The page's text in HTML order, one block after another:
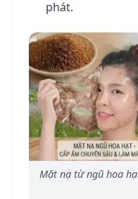
phát.
Mặt nạ từ ngũ hoa